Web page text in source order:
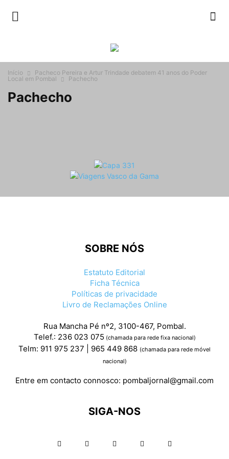
Início
Pacheco Pereira e Artur Trindade debatem 41 anos do Poder
Local em Pombal
Pachecho
Pachecho
SOBRE NÓS
Estatuto Editorial
Ficha Técnica
Políticas de privacidade
Livro de Reclamações Online
Rua Mancha Pé nº2, 3100-467, Pombal.
Telef.: 236 023 075 (chamada para rede fixa nacional)
Telm: 911 975 237 | 965 449 868 (chamada para rede móvel
nacional)
Entre em contacto connosco: pombaljornal@gmail.com
SIGA-NOS